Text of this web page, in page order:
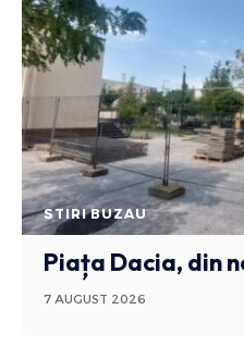
STIRI BUZAU
Piața Dacia, din
7 AUGUST 2026